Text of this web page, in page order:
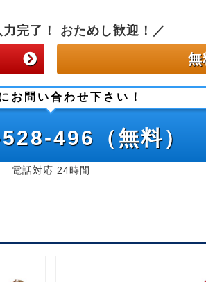
完了！ おためし歓迎！／
無
お問い合わせ下さい！
496（無料）
電話対応 24時間